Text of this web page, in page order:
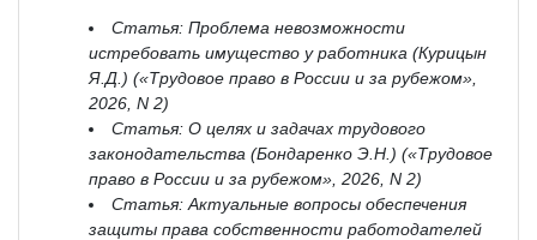
Статья: Проблема невозможности
истребовать имущество у работника (Курицын
Я.Д.) («Трудовое право в России и за рубежом»,
2026, N 2)
Статья: О целях и задачах трудового
законодательства (Бондаренко Э.Н.) («Трудовое
право в России и за рубежом», 2026, N 2)
Статья: Актуальные вопросы обеспечения
защиты права собственности работодателей